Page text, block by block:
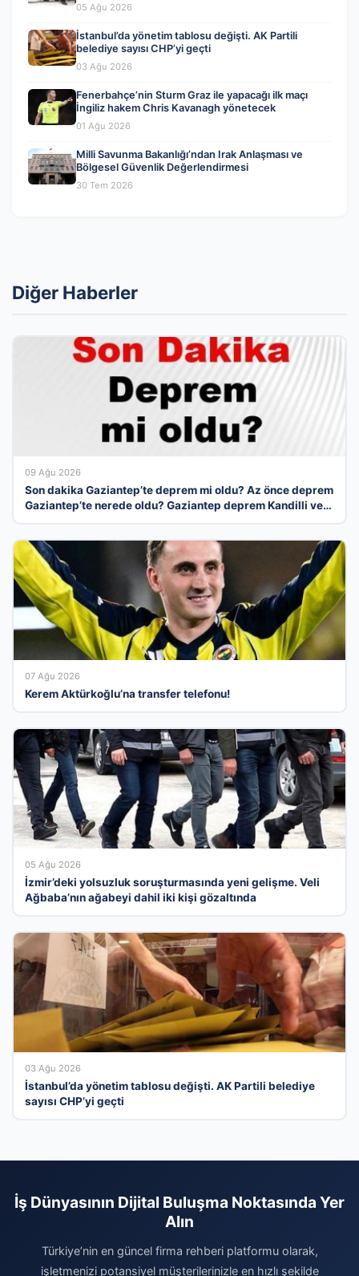
05 Ağu 2026
İstanbul’da yönetim tablosu değişti. AK Partili
belediye sayısı CHP’yi geçti
03 Ağu 2026
Fenerbahçe’nin Sturm Graz ile yapacağı ilk maçı
İngiliz hakem Chris Kavanagh yönetecek
01 Ağu 2026
Milli Savunma Bakanlığı’ndan Irak Anlaşması ve
Bölgesel Güvenlik Değerlendirmesi
30 Tem 2026
Diğer Haberler
09 Ağu 2026
Son dakika Gaziantep’te deprem mi oldu? Az önce deprem
Gaziantep’te nerede oldu? Gaziantep deprem Kandilli ve
07 Ağu 2026
Kerem Aktürkoğlu’na transfer telefonu!
05 Ağu 2026
İzmir’deki yolsuzluk soruşturmasında yeni gelişme. Veli
Ağbaba’nın ağabeyi dahil iki kişi gözaltında
03 Ağu 2026
İstanbul’da yönetim tablosu değişti. AK Partili belediye
sayısı CHP’yi geçti
İş Dünyasının Dijital Buluşma Noktasında Yer
Alın
Türkiye’nin en güncel firma rehberi platformu olarak,
işletmenizi potansiyel müşterilerinizle en hızlı şekilde